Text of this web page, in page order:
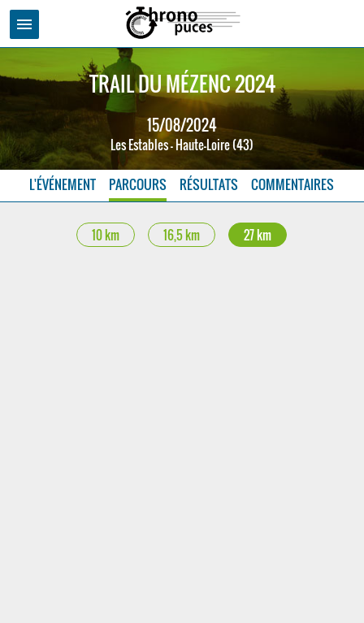
menu
TRAIL DU MÉZENC 2024
15/08/2024
Les Estables - Haute-Loire (43)
L'ÉVÉNEMENT PARCOURS RÉSULTATS COMMENTAIRES
10 km 16,5 km 27 km